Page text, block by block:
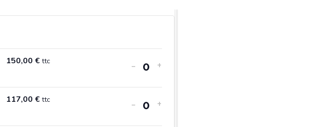
150,00 € ttc -
Quantité
+
117,00 € ttc -
Quantité
+